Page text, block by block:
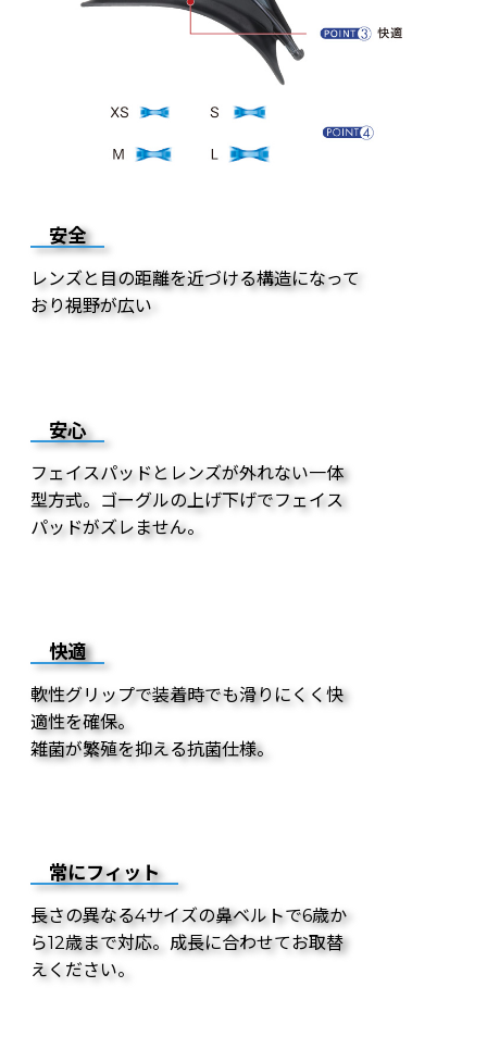
安全
レンズと目の距離を近づける構造になって
おり視野が広い
安心
フェイスパッドとレンズが外れない一体
型方式。ゴーグルの上げ下げでフェイス
パッドがズレません。
快適
軟性グリップで装着時でも滑りにくく快
適性を確保。
雑菌が繁殖を抑える抗菌仕様。
常にフィット
長さの異なる4サイズの鼻ベルトで6歳か
ら12歳まで対応。成長に合わせてお取替
えください。